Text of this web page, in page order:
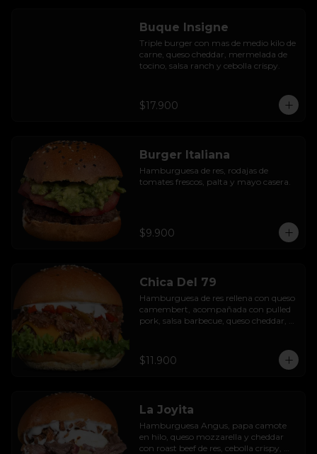
Buque Insigne
Triple burger con mas de medio kilo de
carne, queso cheddar, mermelada de
tocino, salsa ranch y cebolla crispy.
$17.900
Burger Italiana
Hamburguesa de res, rodajas de
tomates frescos, palta y mayo casera.
$9.900
Chica Del 79
Hamburguesa de res rellena con queso
camembert, acompañada con pulled
pork, salsa barbecue, queso cheddar,
$11.900
La Joyita
Hamburguesa Angus, papa camote
en hilo, queso mozzarella y cheddar
con roast beef de res, cebolla crispy,